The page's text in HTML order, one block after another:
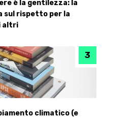
è la gentilezza: la
sul rispetto per la
altri
climatico (e